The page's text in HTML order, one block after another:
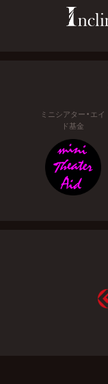
ミニシアター・エイ
ド基金